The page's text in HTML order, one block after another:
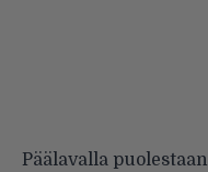
Päälavalla puolestaan